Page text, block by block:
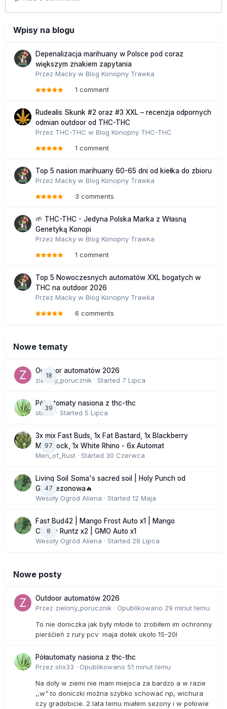
Wpisy na blogu
Depenalizacja marihuany w Polsce pod coraz
większym znakiem zapytania
Przez Macky w Blog Konopny Trawka
1 comment
Rudealis Skunk #2 oraz #3 XXL – recenzja odpornych
odmian outdoor od THC-THC
Przez THC-THC w Blog Konopny THC-THC
1 comment
Top 5 nasion marihuany 60-65 dni od kiełka do zbioru
Przez Macky w Blog Konopny Trawka
3 comments
🌱 THC-THC - Jedyna Polska Marka z Własną
Genetyką Konopi
Przez Macky w Blog Konopny Trawka
1 comment
Top 5 Nowoczesnych automatów XXL bogatych w
THC na outdoor 2026
Przez Macky w Blog Konopny Trawka
6 comments
Nowe tematy
18
Outdoor automatów 2026
zielony_porucznik · Started 7 Lipca
39
Półautomaty nasiona z thc-thc
stix33 · Started 5 Lipca
97
3x mix Fast Buds, 1x Fat Bastard, 1x Blackberry
Moonrock, 1x White Rhino - 6x Automat
Men_of_Rust · Started 30 Czerwca
47
Living Soil Soma's sacred soil | Holy Punch od
GHS sezonowa🔥
Wesoły Ogród Aliena · Started 12 Maja
8
Fast Bud42 | Mango Frost Auto x1 | Mango
Cherry Runtz x2 | GMO Auto x1
Wesoły Ogród Aliena · Started 28 Lipca
Nowe posty
Outdoor automatów 2026
Przez zielony_porucznik · Opublikowano 29 minut temu
To nie doniczka jak były młode to zrobiłem im ochronny
pierśćień z rury pcv maja dołek około 15-20l
Półautomaty nasiona z thc-thc
Przez stix33 · Opublikowano 51 minut temu
Na doły w ziemi nie mam miejsca za bardzo a w razie
,,w" to doniczki można szybko schować np, wichura
czy gradobicie. 2 lata temu miałem sezony i w połowie